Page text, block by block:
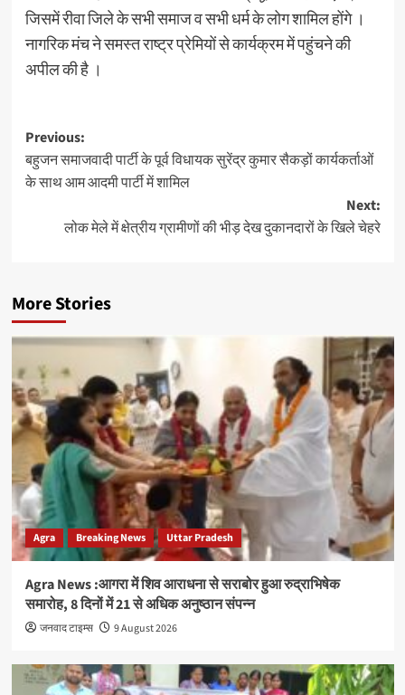
जिसमें रीवा जिले के सभी समाज व सभी धर्म के लोग शामिल होंगे ।
नागरिक मंच ने समस्त राष्ट्र प्रेमियों से कार्यक्रम में पहुंचने की
अपील की है ।
Post
navigation
Previous:
बहुजन समाजवादी पार्टी के पूर्व विधायक सुरेंद्र कुमार सैकड़ों कार्यकर्ताओं
के साथ आम आदमी पार्टी में शामिल
Next:
लोक मेले में क्षेत्रीय ग्रामीणों की भीड़ देख दुकानदारों के खिले चेहरे
More Stories
Agra Breaking News Uttar Pradesh
Agra News :आगरा में शिव आराधना से सराबोर हुआ रुद्राभिषेक
समारोह, 8 दिनों में 21 से अधिक अनुष्ठान संपन्न
जनवाद टाइम्स 9 August 2026